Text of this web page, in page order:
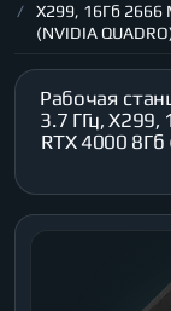
X299, 16Гб 2666
(NVIDIA
Рабочая
3.7 ГГц,
RTX 4000 8Гб